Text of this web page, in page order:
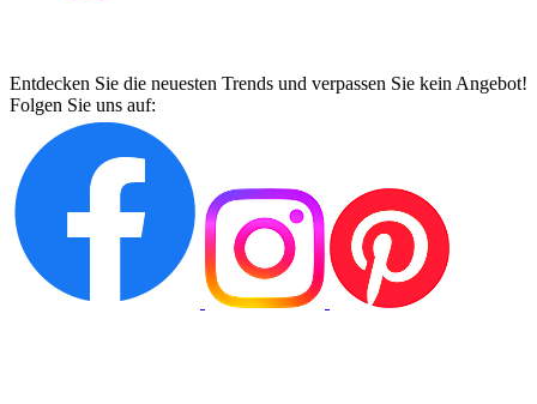
Entdecken Sie die neuesten Trends und verpassen Sie kein Angebot!
Folgen Sie uns auf: